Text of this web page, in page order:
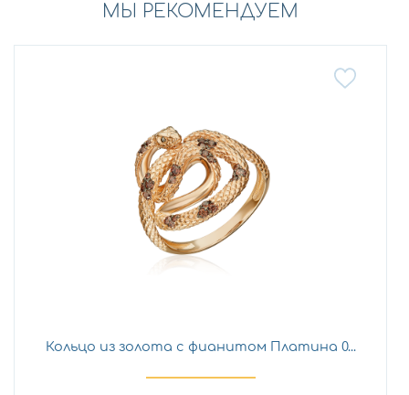
МЫ РЕКОМЕНДУЕМ
Кольцо из золота с фианитом Платина 0...